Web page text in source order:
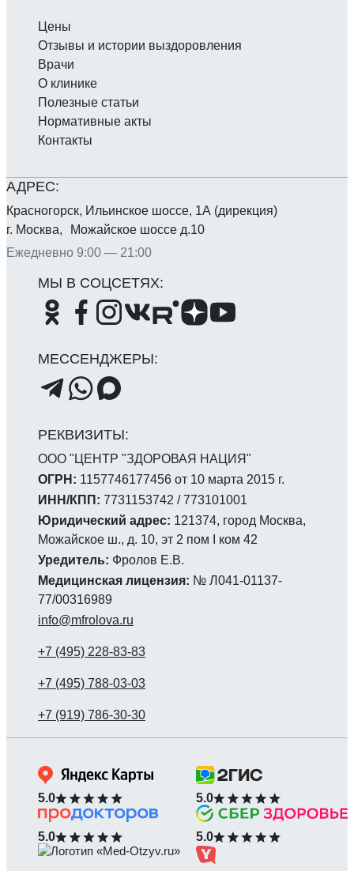
ООО "ЦЕНТР "ЗДОРОВАЯ НАЦИЯ"
ОГРН: 1157746177456 от 10 марта 2015 г.
ИНН/КПП: 7731153742 / 773101001
Юридический адрес: 121374, город Москва,
Можайское ш., д. 10, эт 2 пом I ком 42
Уредитель: Фролов Е.В.
Медицинская лицензия: № Л041-01137-
77/00316989
info@mfrolova.ru
Красногорск, Ильинское шоссе, 1А (дирекция)
г. Москва, Можайское шоссе д.10
Ежедневно 9:00 — 21:00
Цены
Отзывы и истории выздоровления
Врачи
О клинике
Полезные статьи
Нормативные акты
Контакты
5.0 5.0
5.0 5.0